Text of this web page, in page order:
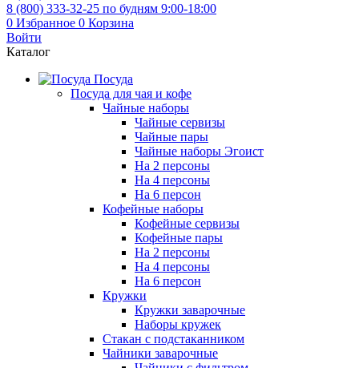
8 (800) 333-32-25 по будням 9:00-18:00
0 Избранное 0 Корзина
Войти
Каталог
Посуда
Посуда для чая и кофе
Чайные наборы
Чайные сервизы
Чайные пары
Чайные наборы Эгоист
На 2 персоны
На 4 персоны
На 6 персон
Кофейные наборы
Кофейные сервизы
Кофейные пары
На 2 персоны
На 4 персоны
На 6 персон
Кружки
Кружки заварочные
Наборы кружек
Стакан с подстаканником
Чайники заварочные